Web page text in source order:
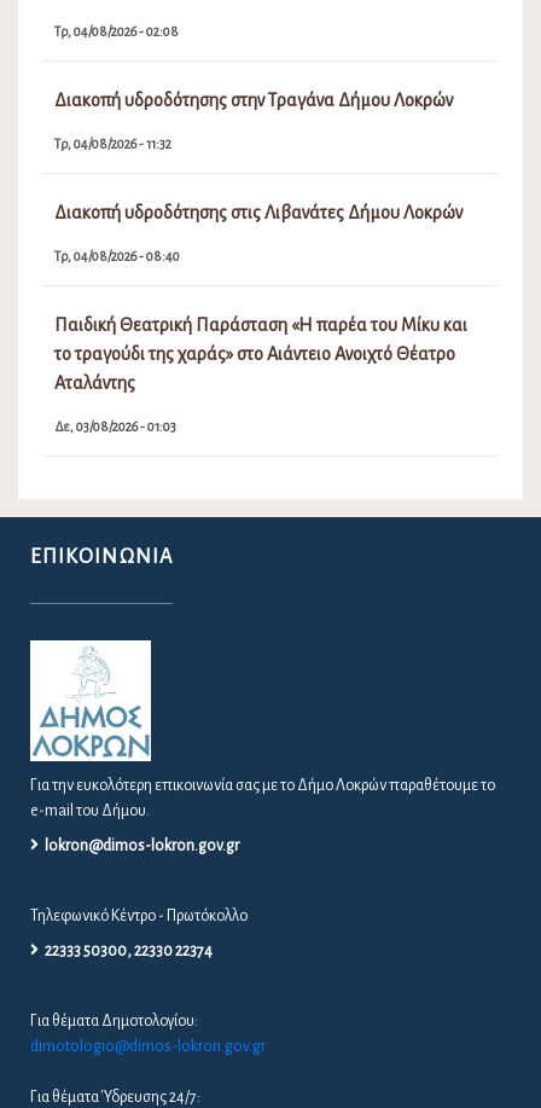
Τρ, 04/08/2026 - 02:08
Διακοπή υδροδότησης στην Τραγάνα Δήμου Λοκρών
Τρ, 04/08/2026 - 11:32
Διακοπή υδροδότησης στις Λιβανάτες Δήμου Λοκρών
Τρ, 04/08/2026 - 08:40
Παιδική Θεατρική Παράσταση «Η παρέα του Μίκυ και
το τραγούδι της χαράς» στο Αιάντειο Ανοιχτό Θέατρο
Αταλάντης
Δε, 03/08/2026 - 01:03
ΕΠΙΚΟΙΝΩΝΊΑ
Για την ευκολότερη επικοινωνία σας με το Δήμο Λοκρών παραθέτουμε το
e-mail του Δήμου.
lokron@dimos-lokron.gov.gr
Τηλεφωνικό Κέντρο - Πρωτόκολλο
22333 50300, 22330 22374
Για θέματα Δημοτολογίου:
dimotologio@dimos-lokron.gov.gr
Για θέματα Ύδρευσης 24/7: